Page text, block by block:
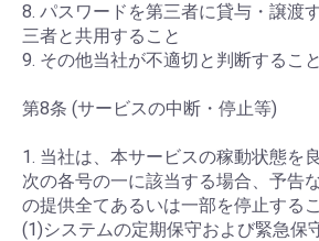
8. パスワードを第三者に貸与・譲渡
三者と共用すること
9. その他当社が不適切と判断すること
第8条 (サービスの中断・停止等)
1. 当社は、本サービスの稼動状態を
次の各号の一に該当する場合、予告
の提供全てあるいは一部を停止する
(1)システムの定期保守および緊急保